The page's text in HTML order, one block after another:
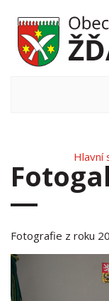
Hlavní
Fotografie z roku